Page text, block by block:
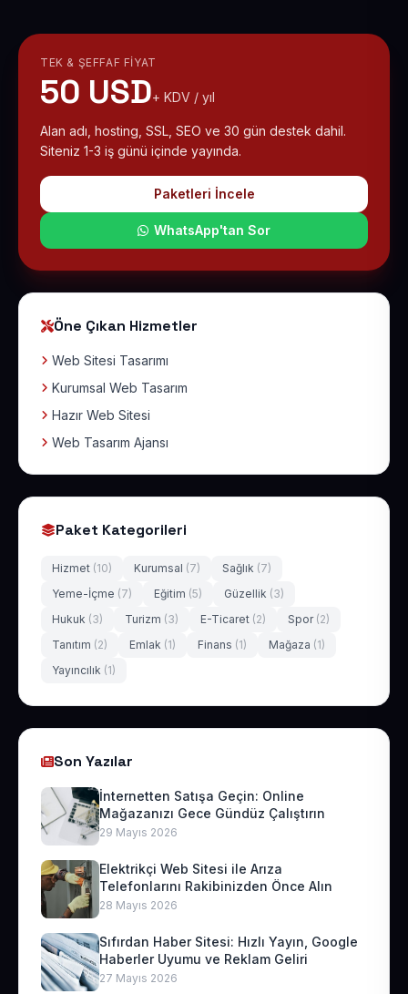
TEK & ŞEFFAF FIYAT
50 USD+ KDV / yıl
Alan adı, hosting, SSL, SEO ve 30 gün destek dahil.
Siteniz 1-3 iş günü içinde yayında.
Paketleri İncele
WhatsApp'tan Sor
Öne Çıkan Hizmetler
Web Sitesi Tasarımı
Kurumsal Web Tasarım
Hazır Web Sitesi
Web Tasarım Ajansı
Paket Kategorileri
Hizmet (10) Kurumsal (7) Sağlık (7)
Yeme-İçme (7) Eğitim (5) Güzellik (3)
Hukuk (3) Turizm (3) E-Ticaret (2) Spor (2)
Tanıtım (2) Emlak (1) Finans (1) Mağaza (1)
Yayıncılık (1)
Son Yazılar
İnternetten Satışa Geçin: Online
Mağazanızı Gece Gündüz Çalıştırın
29 Mayıs 2026
Elektrikçi Web Sitesi ile Arıza
Telefonlarını Rakibinizden Önce Alın
28 Mayıs 2026
Sıfırdan Haber Sitesi: Hızlı Yayın, Google
Haberler Uyumu ve Reklam Geliri
27 Mayıs 2026